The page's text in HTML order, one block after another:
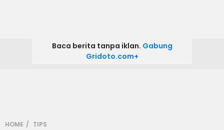
Baca berita tanpa iklan. Gabung
Gridoto.com+
HOME TIPS